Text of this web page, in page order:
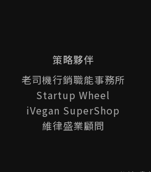
策略夥伴
老司機行銷職能事務所
Startup Wheel
iVegan SuperShop
維律盛業顧問